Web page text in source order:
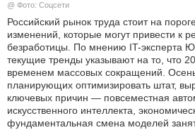
АВТО И
ЭГОИЗМ
БЛОГ
@ Фото: Соцсети
Российский рынок труда стоит на
изменений, которые могут привести к
безработицы. По мнению IT-эксперта
текущие тренды указывают на то, что
временем массовых сокращений.
планирующих оптимизировать штат,
ключевых причин — повсеместная
искусственного интеллекта,
фундаментальная смена моделей